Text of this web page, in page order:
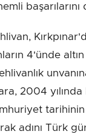
başarılarını
4'ünde
2004 yılında
adını Türk